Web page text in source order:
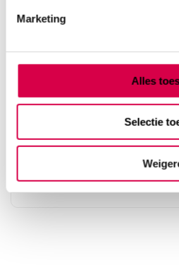
Marketing
Alles
Selectie
Pressure man infusie
3 tot 5 werkdagen